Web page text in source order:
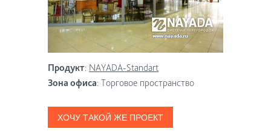
Продукт: NAYADA-Standart
Зона офиса: Торговое пространство
ХОЧУ ТАКОЙ ЖЕ ПРОЕКТ